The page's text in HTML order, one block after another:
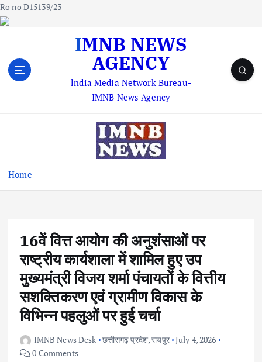
Ro no D15139/23
IMNB NEWS
AGENCY
lndia Media Network Bureau-
IMNB News Agency
Home
16वें वित्त आयोग की अनुशंसाओं पर
राष्ट्रीय कार्यशाला में शामिल हुए उप
मुख्यमंत्री विजय शर्मा पंचायतों के वित्तीय
सशक्तिकरण एवं ग्रामीण विकास के
विभिन्न पहलुओं पर हुई चर्चा
IMNB News Desk छत्तीसगढ़ प्रदेश,रायपुर July 4, 2026
0 Comments